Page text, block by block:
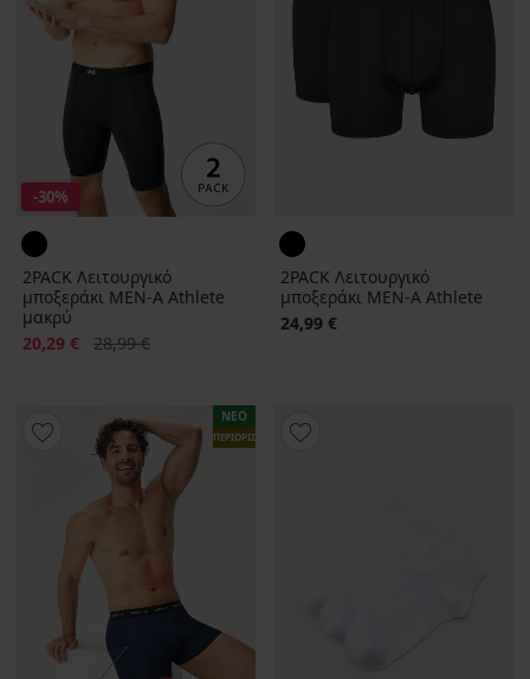
-30%
2PACK Λειτουργικό
μποξεράκι MEN-A Athlete
μακρύ
Έκπτωση
20,29 € Αρχική τιμή
28,99 €
2PACK Λειτουργικό
μποξεράκι MEN-A Athlete
24,99 €
ΝΕΟ
ΠΕΡΙΟΡΙΣΜΕΝΑ